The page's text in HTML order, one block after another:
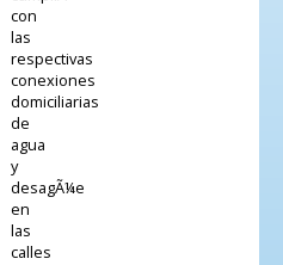
con
las
respectivas
conexiones
domiciliarias
de
agua
y
desagÃ¼e
en
las
calles